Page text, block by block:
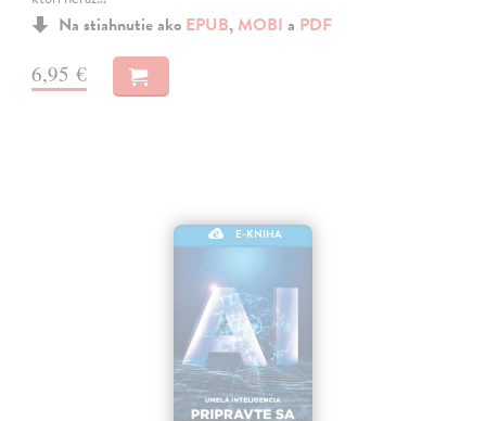
Na stiahnutie ako EPUB, MOBI a PDF
6,95 €
E-KNIHA